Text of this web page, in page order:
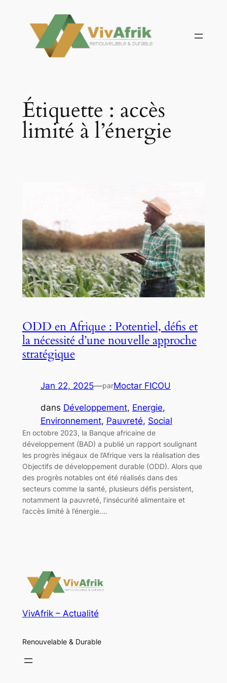
contenu
Étiquette : accès
limité à l’énergie
ODD en Afrique : Potentiel, défis et
la nécessité d’une nouvelle approche
stratégique
Jan 22, 2025—parMoctar FICOU
dans Développement, Energie
Environnement, Pauvreté, Social
En octobre 2023, la Banque africaine de
développement (BAD) a publié un rapport soulignant
les progrès inégaux de l’Afrique vers la réalisation des
Objectifs de développement durable (ODD). Alors que
des progrès notables ont été réalisés dans des
secteurs comme la santé, plusieurs défis persistent,
notamment la pauvreté, l’insécurité alimentaire et
l’accès limité à l’énergie.…
VivAfrik – Actualité
Renouvelable & Durable